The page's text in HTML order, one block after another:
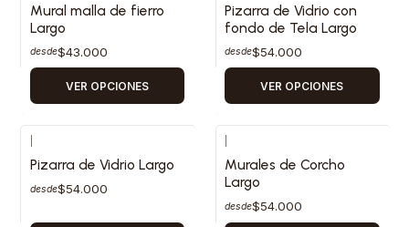
Mural malla de fierro
Largo
desde$43.000
VER OPCIONES
Pizarra de Vidrio con
fondo de Tela Largo
desde$54.000
VER OPCIONES
Pizarra de Vidrio Largo
desde$54.000
Murales de Corcho
Largo
desde$54.000